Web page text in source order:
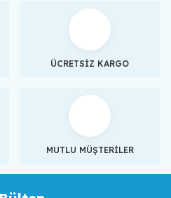
ÜCRETSİZ KARGO
MUTLU MÜŞTERİLER